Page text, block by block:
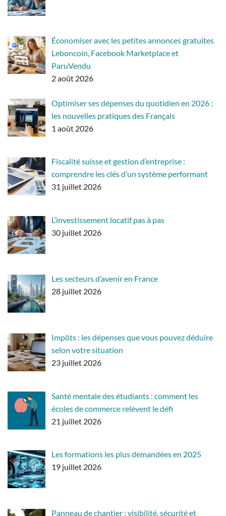
Économiser avec les petites annonces gratuites
Leboncoin, Facebook Marketplace et
ParuVendu
2 août 2026
Optimiser ses dépenses du quotidien en 2026 :
les nouvelles pratiques des Français
1 août 2026
Fiscalité suisse et gestion d’entreprise :
comprendre les clés d’un système performant
31 juillet 2026
L’investissement locatif pas à pas
30 juillet 2026
Les secteurs d’avenir en France
28 juillet 2026
Impôts : les dépenses que vous pouvez déduire
selon votre situation
23 juillet 2026
Santé mentale des étudiants : comment les
écoles de commerce relèvent le défi
21 juillet 2026
Les formations les plus demandées en 2025
19 juillet 2026
Panneau de chantier : visibilité, sécurité et